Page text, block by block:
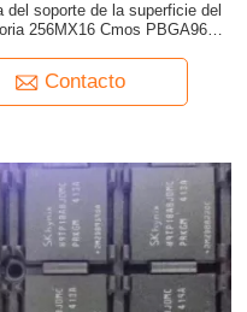
del soporte de la superficie del
256MX16 Cmos PBGA96 de
Contacto